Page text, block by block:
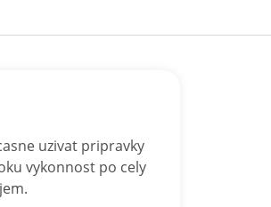
uzivat pripravky
vykonnost po cely